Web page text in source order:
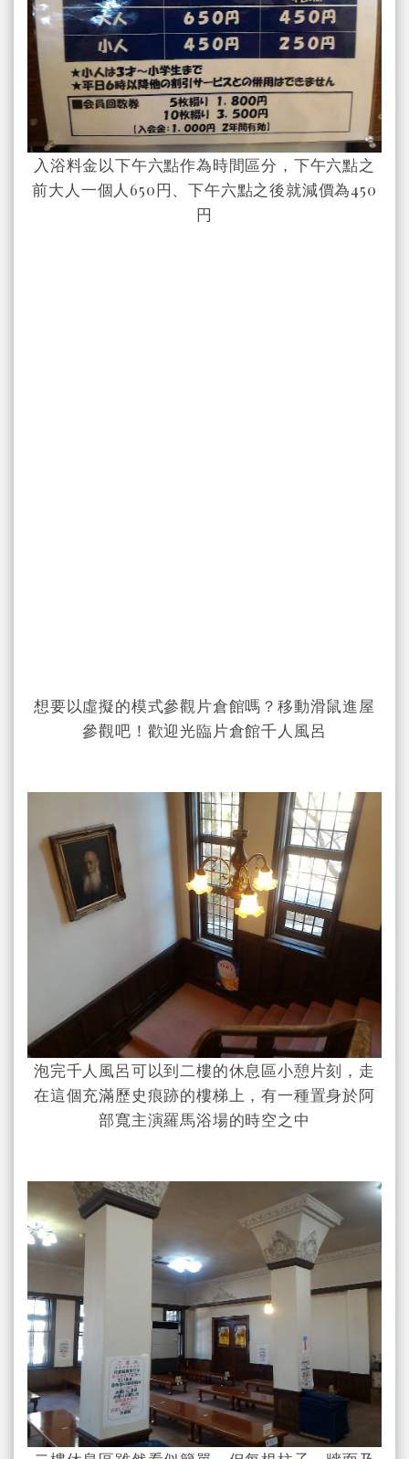
入浴料金以下午六點作為時間區分，下午六點之
前大人一個人650円、下午六點之後就減價為450
円
想要以虛擬的模式參觀片倉館嗎？移動滑鼠進屋
參觀吧！歡迎光臨片倉館千人風呂
泡完千人風呂可以到二樓的休息區小憩片刻，走
在這個充滿歷史痕跡的樓梯上，有一種置身於阿
部寬主演羅馬浴場的時空之中